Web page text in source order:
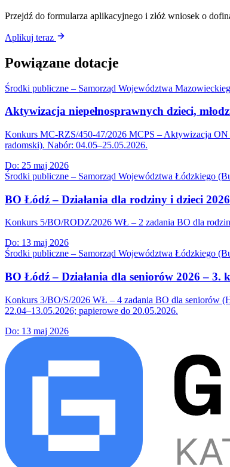
Przejdź do formularza aplikacyjnego i złóż wniosek o
Aplikuj teraz
Powiązane dotacje
Środki publiczne – Samorząd Województwa
Aktywizacja niepełnosprawnych dzieci,
Konkurs MC-RZS/450-47/2026 MCPS – Aktywizacja ON
radomski). Nabór: 04.05–25.05.2026.
Do: 25 maj 2026
Środki publiczne – Samorząd Województwa Łódzkiego
BO Łódź – Działania dla rodziny i dzieci
Konkurs 5/BO/RODZ/2026 WŁ – 2 zadania BO dla
Do: 13 maj 2026
Środki publiczne – Samorząd Województwa Łódzkiego
BO Łódź – Działania dla seniorów 2026 –
Konkurs 3/BO/S/2026 WŁ – 4 zadania BO dla seniorów
22.04–13.05.2026; papierowe do 20.05.2026.
Do: 13 maj 2026